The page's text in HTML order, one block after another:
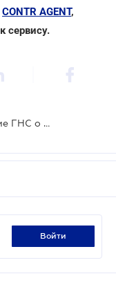
CONTR AGENT,
к сервису.
Правительство отменило уведомление ГНС о приеме на работу руководителей предприятий
войти